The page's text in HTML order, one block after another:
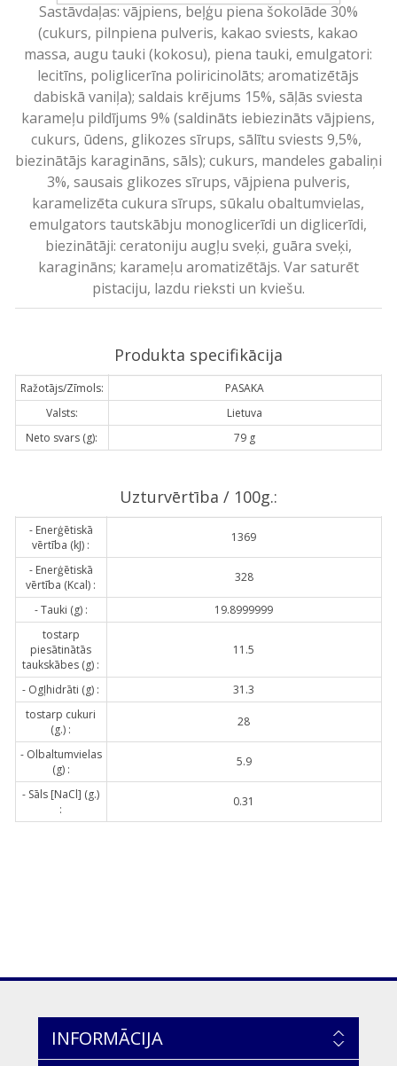
Sastāvdaļas: vājpiens, beļģu piena šokolāde 30%
(cukurs, pilnpiena pulveris, kakao sviests, kakao
massa, augu tauki (kokosu), piena tauki, emulgatori:
lecitīns, poliglicerīna poliricinolāts; aromatizētājs
dabiskā vaniļa); saldais krējums 15%, sāļās sviesta
karameļu pildījums 9% (saldināts iebiezināts vājpiens,
cukurs, ūdens, glikozes sīrups, sālītu sviests 9,5%,
biezinātājs karagināns, sāls); cukurs, mandeles gabaliņi
3%, sausais glikozes sīrups, vājpiena pulveris,
karamelizēta cukura sīrups, sūkalu obaltumvielas,
emulgators tautskābju monoglicerīdi un diglicerīdi,
biezinātāji: ceratoniju augļu sveķi, guāra sveķi,
karagināns; karameļu aromatizētājs. Var saturēt
pistaciju, lazdu rieksti un kviešu.
Produkta specifikācija
Ražotājs/Zīmols:
PASAKA
Valsts:
Lietuva
Neto svars (g):
79 g
Uzturvērtība / 100g.:
- Enerģētiskā
vērtība (kJ) :
1369
- Enerģētiskā
vērtība (Kcal) :
328
- Tauki (g) :
19.8999999
tostarp
piesātinātās
taukskābes (g) :
11.5
- Ogļhidrāti (g) :
31.3
tostarp cukuri
(g.) :
28
- Olbaltumvielas
(g) :
5.9
- Sāls [NaCl] (g.)
:
0.31
INFORMĀCIJA